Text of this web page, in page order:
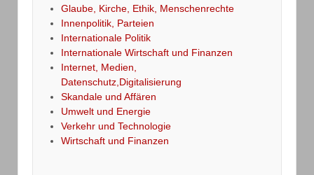
Glaube, Kirche, Ethik, Menschenrechte
Innenpolitik, Parteien
Internationale Politik
Internationale Wirtschaft und Finanzen
Internet, Medien,
Datenschutz,Digitalisierung
Skandale und Affären
Umwelt und Energie
Verkehr und Technologie
Wirtschaft und Finanzen